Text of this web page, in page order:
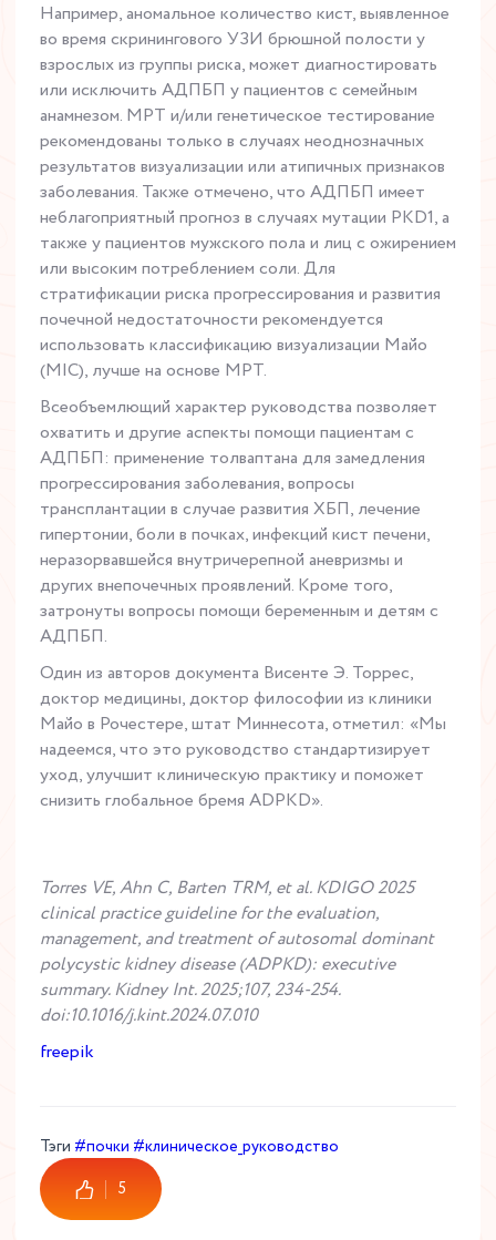
Например, аномальное количество кист, выявленное
во время скринингового УЗИ брюшной полости у
взрослых из группы риска, может диагностировать
или исключить АДПБП у пациентов с семейным
анамнезом. МРТ и/или генетическое тестирование
рекомендованы только в случаях неоднозначных
результатов визуализации или атипичных признаков
заболевания. Также отмечено, что АДПБП имеет
неблагоприятный прогноз в случаях мутации PKD1, а
также у пациентов мужского пола и лиц с ожирением
или высоким потреблением соли. Для
стратификации риска прогрессирования и развития
почечной недостаточности рекомендуется
использовать классификацию визуализации Майо
(MIC), лучше на основе МРТ.
Всеобъемлющий характер руководства позволяет
охватить и другие аспекты помощи пациентам с
АДПБП: применение толваптана для замедления
прогрессирования заболевания, вопросы
трансплантации в случае развития ХБП, лечение
гипертонии, боли в почках, инфекций кист печени,
неразорвавшейся внутричерепной аневризмы и
других внепочечных проявлений. Кроме того,
затронуты вопросы помощи беременным и детям с
АДПБП.
Один из авторов документа Висенте Э. Торрес,
доктор медицины, доктор философии из клиники
Майо в Рочестере, штат Миннесота, отметил: «Мы
надеемся, что это руководство стандартизирует
уход, улучшит клиническую практику и поможет
снизить глобальное бремя ADPKD».
Torres VE, Ahn C, Barten TRM, et al. KDIGO 2025
clinical practice guideline for the evaluation,
management, and treatment of autosomal dominant
polycystic kidney disease (ADPKD): executive
summary. Kidney Int. 2025;107, 234-254.
doi:10.1016/j.kint.2024.07.010
freepik
Тэги #почки #клиническое_руководство
5